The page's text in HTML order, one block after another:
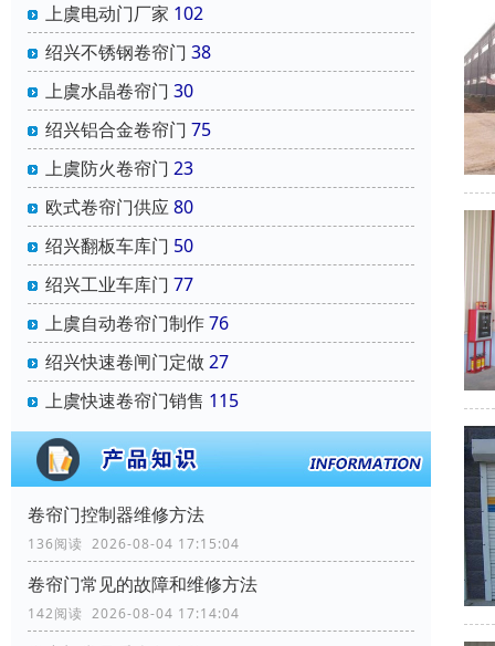
上虞电动门厂家 102
绍兴不锈钢卷帘门 38
上虞水晶卷帘门 30
绍兴铝合金卷帘门 75
上虞防火卷帘门 23
欧式卷帘门供应80
绍兴翻板车库门 50
绍兴工业车库门 77
上虞自动卷帘门制作76
绍兴快速卷闸门定做27
上虞快速卷帘门销售 115
卷帘门控制器维修方法
136阅读 2026-08-04 17:15:04
卷帘门常见的故障和维修方法
142阅读 2026-08-04 17:14:04